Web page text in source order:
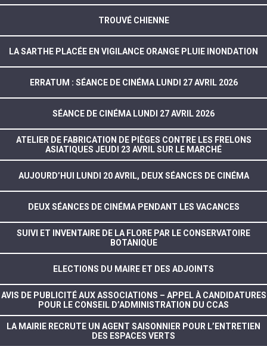
TROUVÉ CHIENNE
LA SARTHE PLACÉE EN VIGILANCE ORANGE PLUIE INONDATION
ERRATUM : SÉANCE DE CINÉMA LUNDI 27 AVRIL 2026
SÉANCE DE CINÉMA LUNDI 27 AVRIL 2026
ATELIER DE FABRICATION DE PIÈGES CONTRE LES FRELONS
ASIATIQUES JEUDI 23 AVRIL SUR LE MARCHÉ
AUJOURD’HUI LUNDI 20 AVRIL, DEUX SÉANCES DE CINÉMA
DEUX SÉANCES DE CINÉMA PENDANT LES VACANCES
SUIVI ET INVENTAIRE DE LA FLORE PAR LE CONSERVATOIRE
BOTANIQUE
ELECTIONS DU MAIRE ET DES ADJOINTS
AVIS DE PUBLICITÉ AUX ASSOCIATIONS – APPEL À CANDIDATURES
POUR LE CONSEIL D’ADMINISTRATION DU CCAS
LA MAIRIE RECRUTE UN AGENT SAISONNIER POUR L’ENTRETIEN
DES ESPACES VERTS